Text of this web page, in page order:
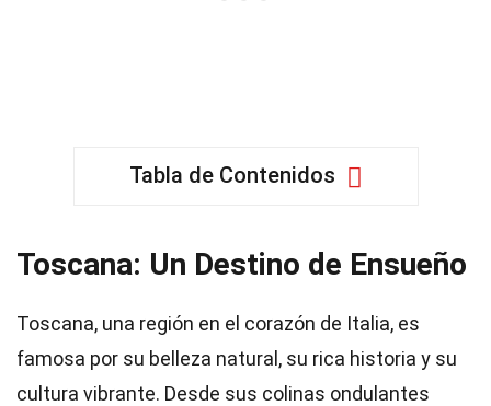
Tabla de Contenidos
Toscana: Un Destino de Ensueño
Toscana, una región en el corazón de Italia, es
famosa por su belleza natural, su rica historia y su
cultura vibrante. Desde sus colinas ondulantes